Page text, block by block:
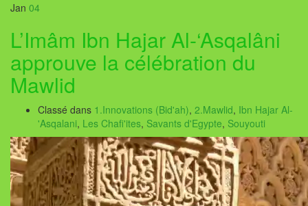
Jan 04
L’Imâm Ibn Hajar Al-‘Asqalâni
approuve la célébration du
Mawlid
Classé dans 1.Innovations (Bid'ah), 2.Mawlid, Ibn Hajar Al-
'Asqalani, Les Chafi'ites, Savants d'Egypte, Souyouti